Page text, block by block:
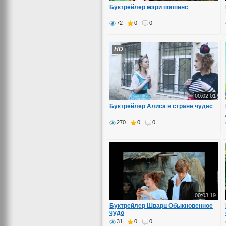
Буктрейлер мэри поппинс
72 0 0
00:02:01
HD
Буктрейлер Алиса в стране чудес
270 0 0
00:03:19
Буктрейлер Шварц Обыкновенное
чудо
31 0 0